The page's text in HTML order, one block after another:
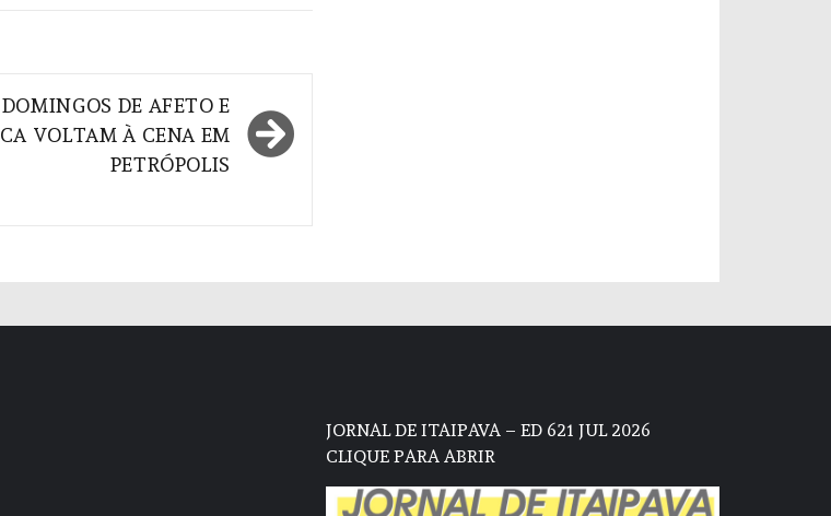
DOMINGOS DE AFETO E
VOLTAM À CENA EM
PETRÓPOLIS
JORNAL DE ITAIPAVA – ED 621 JUL 2026
CLIQUE PARA ABRIR